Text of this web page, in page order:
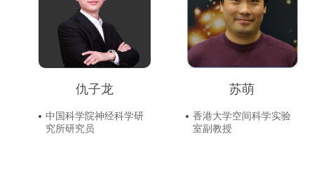
仇子龙
中国科学院神经科学研
究所研究员
苏萌
香港大学空间科学实验
室副教授